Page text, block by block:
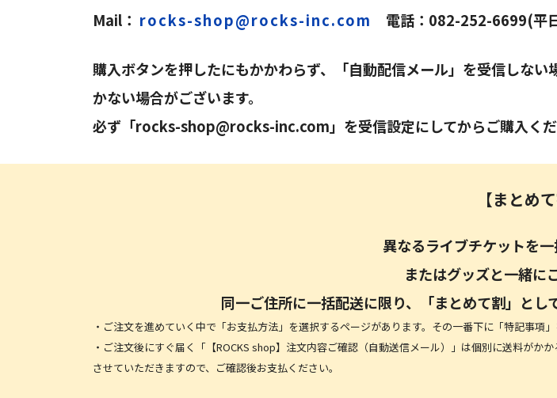
Mail： rocks-shop@rocks-inc.com 電話：082-252-6699(平
購入ボタンを押したにもかかわらず、「自動配信メール」を受信しな
かない場合がございます。
必ず「rocks-shop@rocks-inc.com」を受信設定にしてからご購入くだ
【まとめて
異なるライブチケットを
またはグッズと一緒に
同一ご住所に一括配送に限り、「まとめて割」とし
・ご注文を進めていく中で「お支払方法」を選択するページがあります。その一番下に「特記事項
・ご注文後にすぐ届く「【ROCKS shop】注文内容ご確認（自動送信メール）」は個別に送料が
させていただきますので、ご確認後お支払ください。